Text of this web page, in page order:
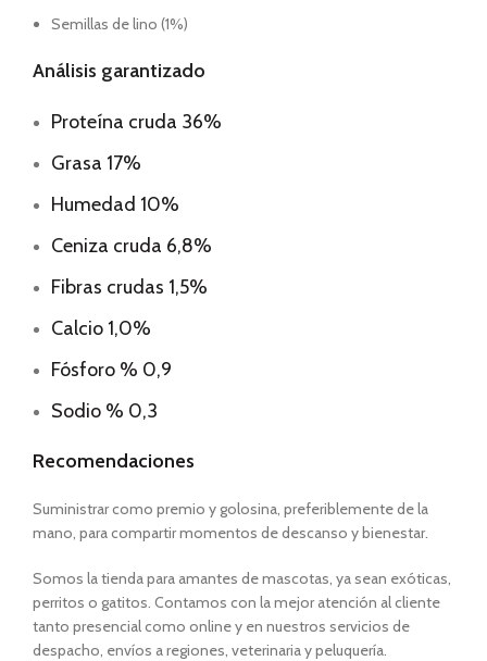
Semillas de lino (1%)
Análisis garantizado
Proteína cruda 36%
Grasa 17%
Humedad 10%
Ceniza cruda 6,8%
Fibras crudas 1,5%
Calcio 1,0%
Fósforo % 0,9
Sodio % 0,3
Recomendaciones
Suministrar como premio y golosina, preferiblemente de la
mano, para compartir momentos de descanso y bienestar.
Somos la tienda para amantes de mascotas, ya sean exóticas,
perritos o gatitos. Contamos con la mejor atención al cliente
tanto presencial como online y en nuestros servicios de
despacho, envíos a regiones, veterinaria y peluquería.